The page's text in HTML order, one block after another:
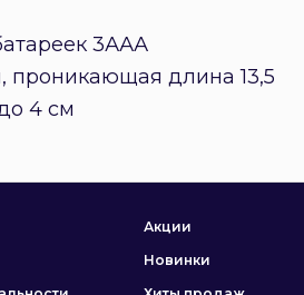
3ААА
проникающая длина 13,5
4 см
Акции
Новинки